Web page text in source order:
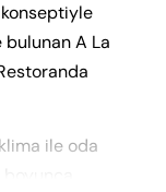
A La
ile oda